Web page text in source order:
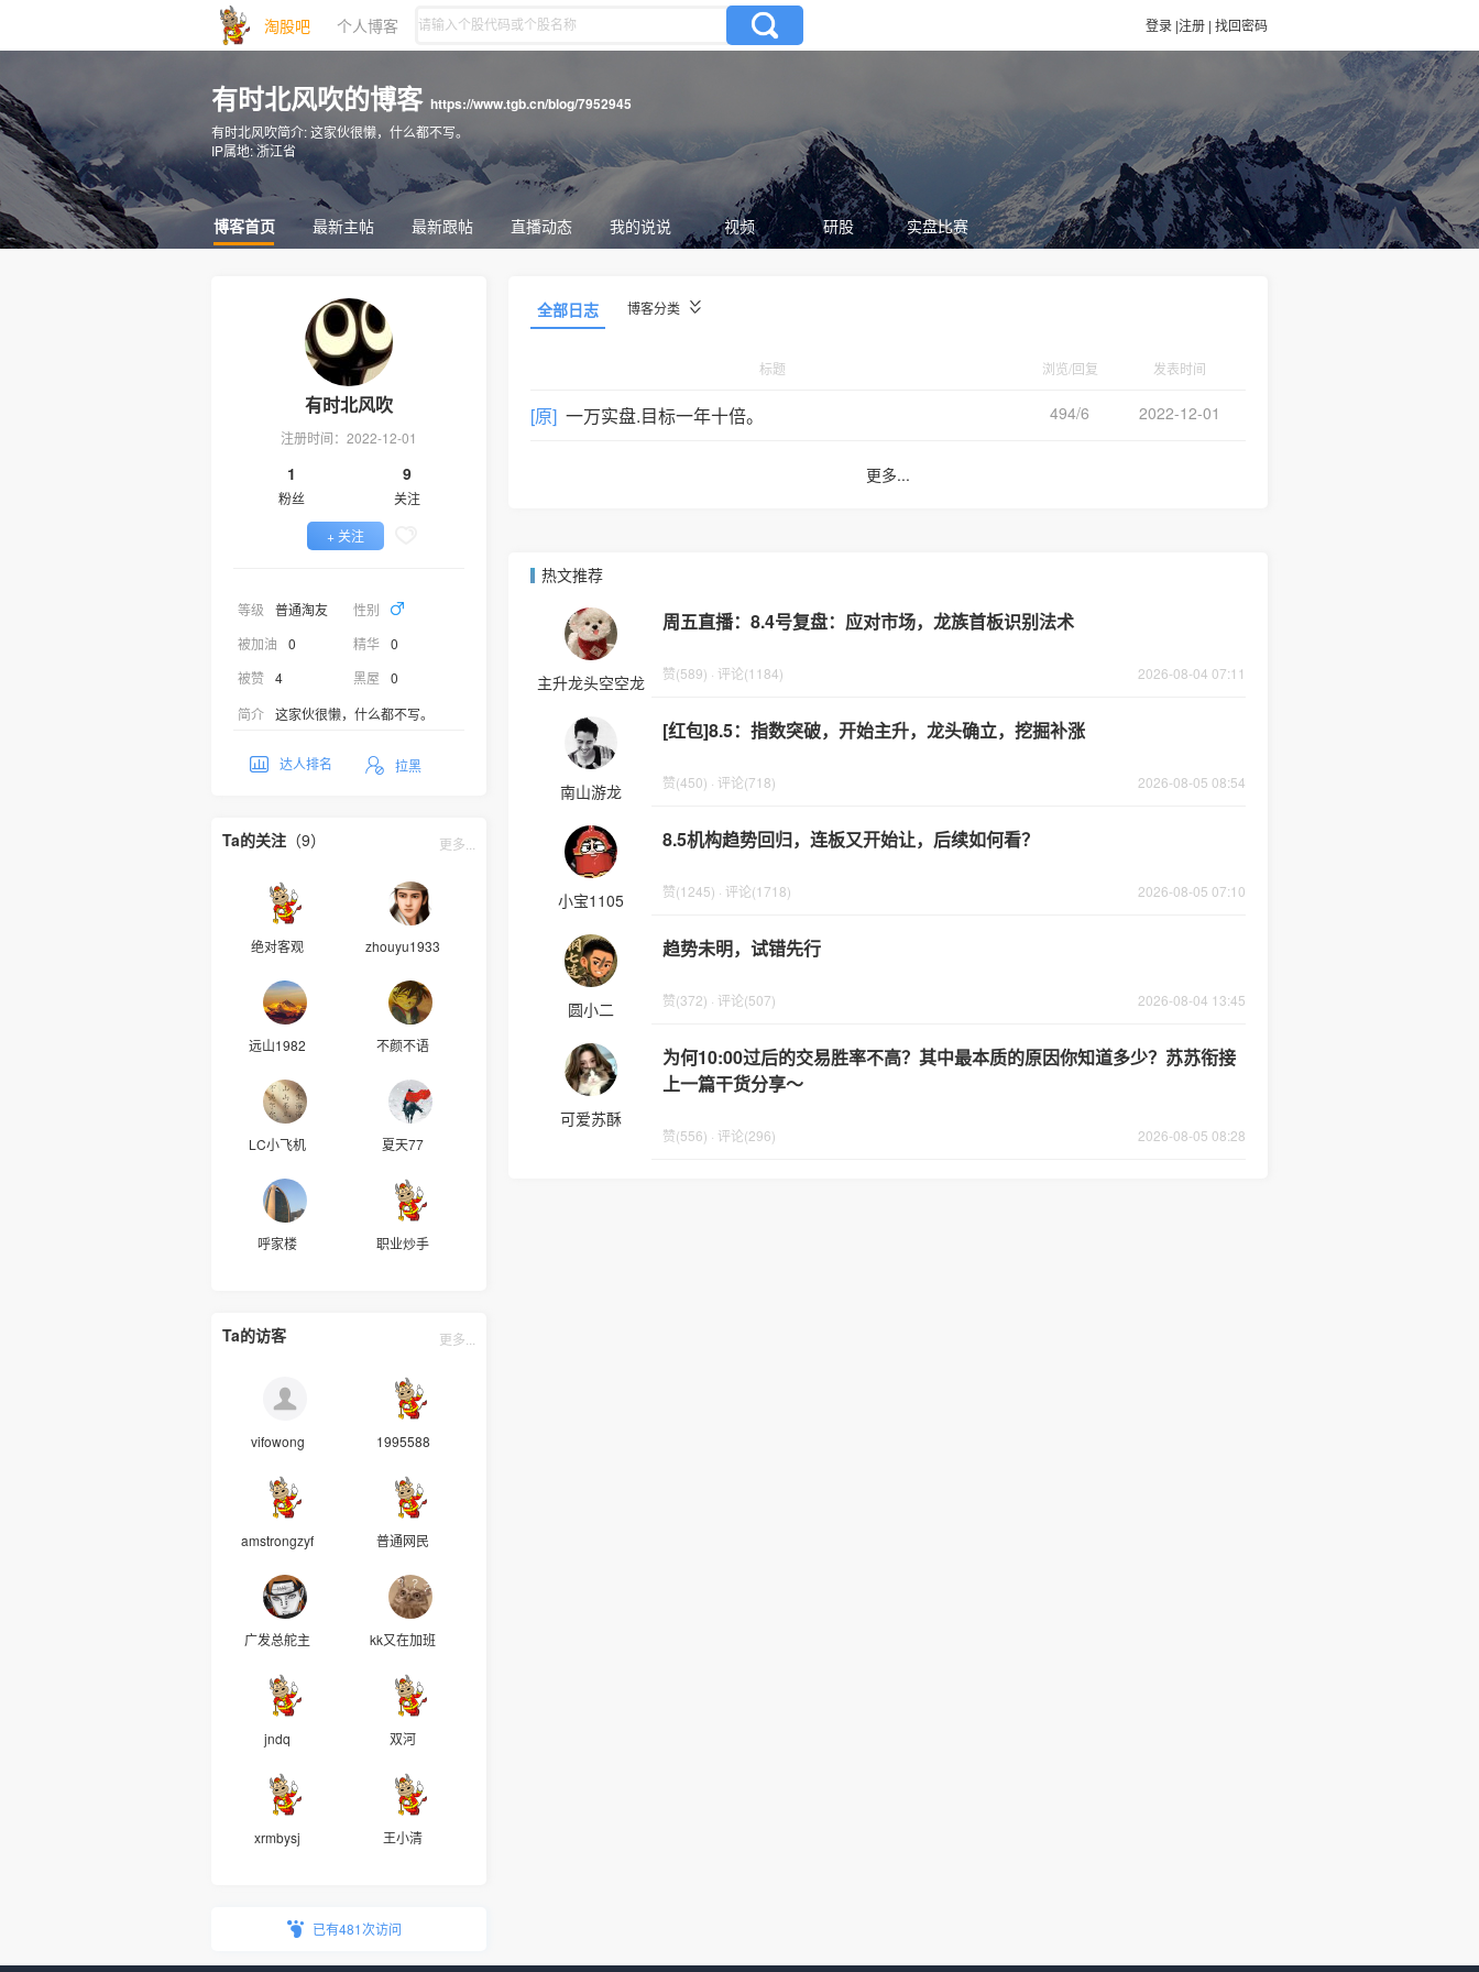
淘股吧 个人博客 登录 |注册 | 找回密码
有时北风吹的博客 https://www.tgb.cn/blog/7952945
有时北风吹简介:这家伙很懒，什么都不写。
IP属地:浙江省
博客首页 最新主帖 最新跟帖 直播动态 我的说说 视频 研股 实盘比赛
有时北风吹
注册时间：2022-12-01
1
粉丝
9
关注
+ 关注
等级 普通淘友
性别
被加油
0 精华 0
被赞 4 黑屋
0
简介 这家伙很懒，什么都不写。
达人排名 拉黑
Ta的关注 （9） 更多...
绝对客观 zhouyu1933
远山1982 不颜不语
LC小飞机 夏天77
呼家楼 职业炒手
Ta的访客 更多...
vifowong 1995588
amstrongzyf 普通网民
广发总舵主 kk又在加班
jndq 双河
xrmbysj 王小清
已有481次访问
全部日志 博客分类
标题 浏览/回复 发表时间
[原] 一万实盘.目标一年十倍。 494/6 2022-12-01
更多...
热文推荐
主升龙头空空龙
周五直播：8.4号复盘：应对市场，龙族首板识别法术
赞(589) · 评论(1184) 2026-08-04 07:11
南山游龙
[红包]8.5：指数突破，开始主升，龙头确立，挖掘补涨
赞(450) · 评论(718) 2026-08-05 08:54
小宝1105
8.5机构趋势回归，连板又开始让，后续如何看？
赞(1245) · 评论(1718) 2026-08-05 07:10
圆小二
趋势未明，试错先行
赞(372) · 评论(507) 2026-08-04 13:45
可爱苏酥
为何10:00过后的交易胜率不高？其中最本质的原因你知道多少？苏苏衔接
上一篇干货分享～
赞(556) · 评论(296) 2026-08-05 08:28